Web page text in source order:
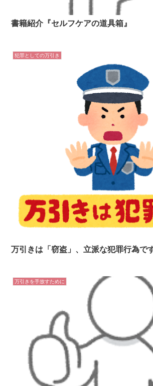
書籍紹介『セルフケアの道具箱』
犯罪としての万引き
万引きは「窃盗」、立派な犯罪行為です
万引きを手放すために